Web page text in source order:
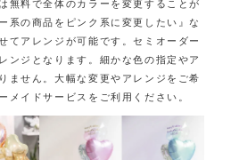
無料で全体のカラーを変更することが
系の商品をピンク系に変更したい』な
てアレンジが可能です。セミオーダー
ンジとなります。 細かな色の指定やア
ません。大幅な変更やアレンジをご希
メイドサービスをご利用ください。